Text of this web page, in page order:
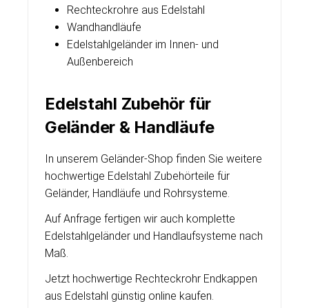
Rechteckrohre aus Edelstahl
Wandhandläufe
Edelstahlgeländer im Innen- und
Außenbereich
Edelstahl Zubehör für
Geländer & Handläufe
In unserem Geländer-Shop finden Sie weitere
hochwertige Edelstahl Zubehörteile für
Geländer, Handläufe und Rohrsysteme.
Auf Anfrage fertigen wir auch komplette
Edelstahlgeländer und Handlaufsysteme nach
Maß.
Jetzt hochwertige Rechteckrohr Endkappen
aus Edelstahl günstig online kaufen.